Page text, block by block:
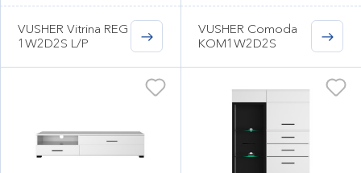
VUSHER Vitrina REG
1W2D2S L/P
VUSHER Comoda
KOM1W2D2S